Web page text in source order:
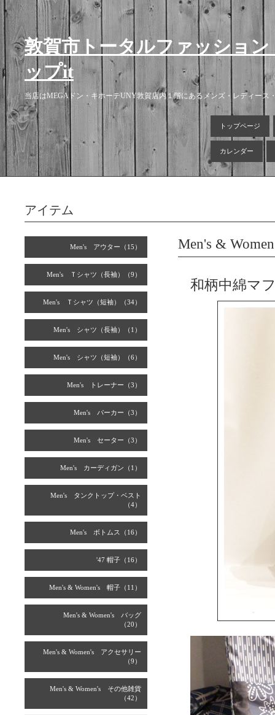
敦賀市トータルファッショ
ップit
当店はMEGAドン・キホーテUNY敦賀店内１階にあるメンズ・レディー
トップページ
カレンダー
Men's アウター（15）
Men's Ｔシャツ（長袖）（9）
Men's Ｔシャツ（短袖）（34）
Men's シャツ（長袖）（1）
Men's シャツ（短袖）（6）
Men's トレーナー（3）
Men's パーカー（3）
Men's セーター（3）
Men's カーディガン（1）
Men's タンクトップ・ベスト
（4）
Men's ボトムス（16）
'47 帽子（16）
Men's & Women's 帽子（11）
Men's & Women's バッグ
（20）
Men's & Women's アクセサリー
（9）
Men's & Women's その他雑貨
（42）
アイテム
Men's &
和柄中綿マ